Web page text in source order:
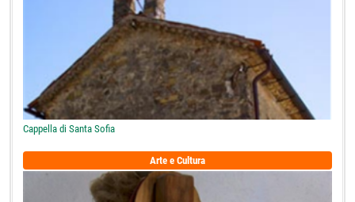
Cappella di Santa Sofia
Arte e Cultura